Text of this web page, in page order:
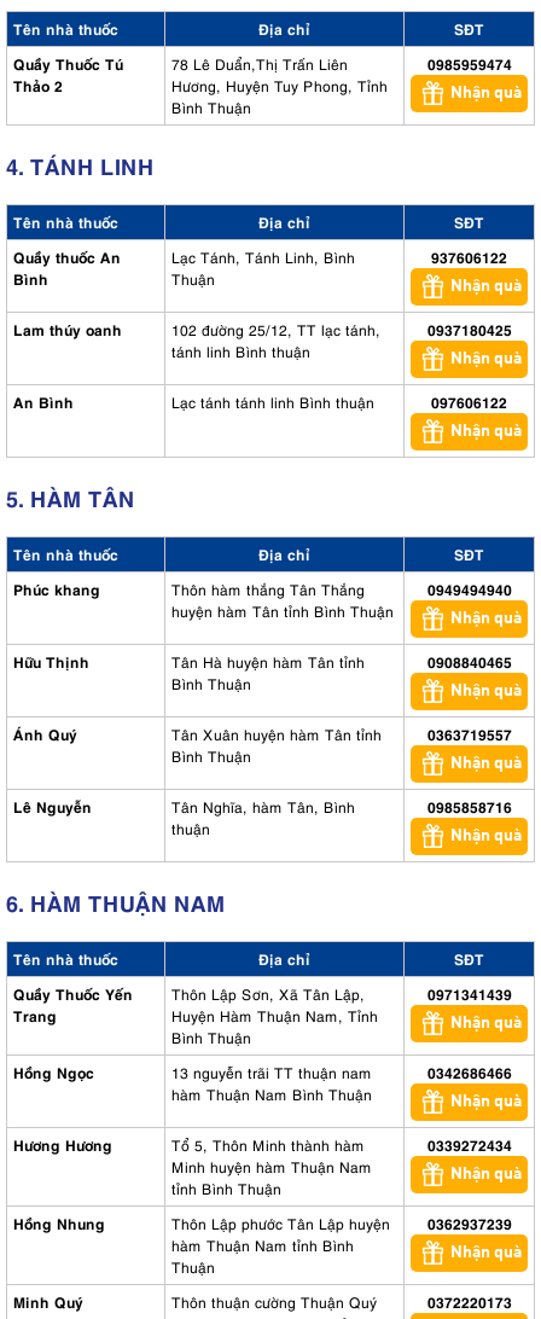
Tên nhà thuốc Địa chỉ
SĐT
Quầy Thuốc Tú
Thảo 2
78 Lê Duẩn,Thị Trấn Liên
Hương, Huyện Tuy Phong, Tỉnh
Bình Thuận
0985959474
Nhận quà
4. TÁNH LINH
Tên nhà thuốc Địa chỉ
SĐT
Quầy thuốc An
Bình
Lạc Tánh, Tánh Linh, Bình
Thuận
937606122
Nhận quà
Lam thúy oanh
102 đường 25/12, TT lạc tánh,
tánh linh Bình thuận
0937180425
Nhận quà
An Bình Lạc tánh tánh linh Bình thuận 097606122
Nhận quà
5. HÀM TÂN
Tên nhà thuốc Địa chỉ
SĐT
Phúc khang
Thôn hàm thắng Tân Thắng
huyện hàm Tân tỉnh Bình Thuận
0949494940
Nhận quà
Hữu Thịnh
Tân Hà huyện hàm Tân tỉnh
Bình Thuận
0908840465
Nhận quà
Ánh Quý
Tân Xuân huyện hàm Tân tỉnh
Bình Thuận
0363719557
Nhận quà
Lê Nguyễn
Tân Nghĩa, hàm Tân, Bình
thuận
0985858716
Nhận quà
6. HÀM THUẬN NAM
Tên nhà thuốc Địa chỉ
SĐT
Quầy Thuốc Yến
Trang
Thôn Lập Sơn, Xã Tân Lập,
Huyện Hàm Thuận Nam, Tỉnh
Bình Thuận
0971341439
Nhận quà
Hồng Ngọc
13 nguyễn trãi TT thuận nam
hàm Thuận Nam Bình Thuận
0342686466
Nhận quà
Hương Hương
Tổ 5, Thôn Minh thành hàm
Minh huyện hàm Thuận Nam
tỉnh Bình Thuận
0339272434
Nhận quà
Hồng Nhung
Thôn Lập phước Tân Lập huyện
hàm Thuận Nam tỉnh Bình
Thuận
0362937239
Nhận quà
Minh Quý
Thôn thuận cường Thuận Quý
0372220173